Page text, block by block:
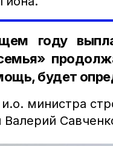
году
будет
министра
Валерий